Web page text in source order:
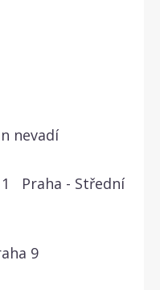
nevadí
Praha - Střední
9